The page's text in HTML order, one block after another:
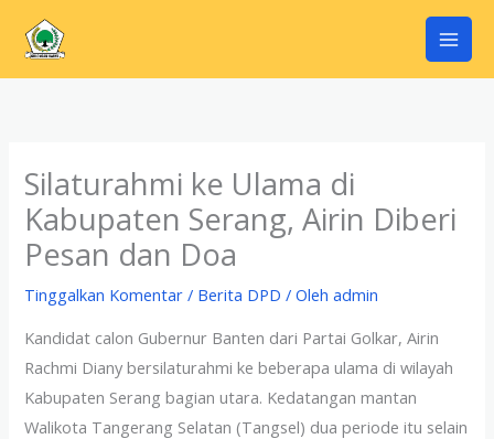
Lewati
konten
Silaturahmi ke Ulama di
Kabupaten Serang, Airin Diberi
Pesan dan Doa
Tinggalkan Komentar / Berita DPD / Olehadmin
Kandidat calon Gubernur Banten dari Partai Golkar, Airin
Rachmi Diany bersilaturahmi ke beberapa ulama di wilayah
Kabupaten Serang bagian utara. Kedatangan mantan
Walikota Tangerang Selatan (Tangsel) dua periode itu selain